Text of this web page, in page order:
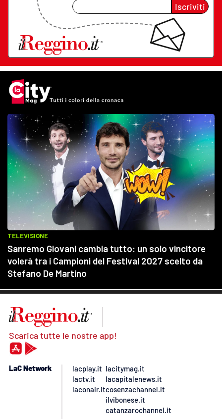
Iscriviti
Scarica tutte le nostre app!
LaC Network
lacplay.it
lactv.it
laconair.it
lacitymag.it
lacapitalenews.it
cosenzachannel.it
ilvibonese.it
catanzarochannel.it